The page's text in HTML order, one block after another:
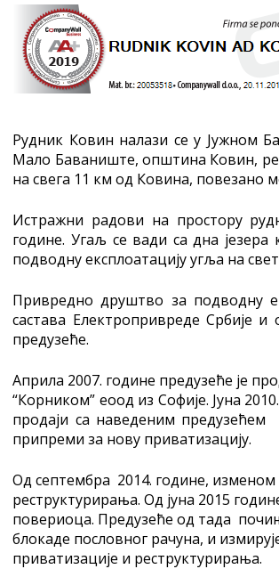
Рудник Ковин налази се у Јужном
Мало Баваниште, општина Ковин,
на свега 11 км од Ковина, повезано
Истражни радови на простору
године. Угаљ се вади са дна језера
подводну експлоатацију угља на
Привредно друштво за подводну
састава Електропривреде Србије
предузеће.
Априла 2007. године предузеће је
“Корником” еоод из Софије. Јуна
продаји са наведеним
припреми за нову приватизацију.
Oд септембра 2014. године,
реструктурирања. Од јуна 2015
повериоца. Предузеће од тада
блокаде пословног рачуна, и
приватизације и реструктурирања.